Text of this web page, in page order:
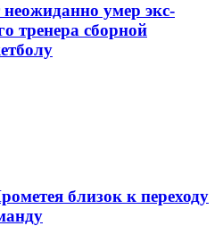
неожиданно умер экс-
тренера сборной
близок к переходу